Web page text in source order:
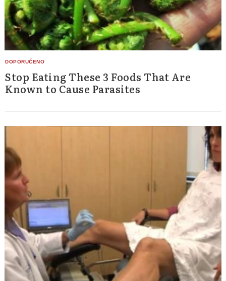
Stop Eating These 3 Foods That Are
Known to Cause Parasites